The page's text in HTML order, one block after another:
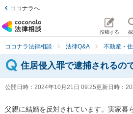
ココナラへ
投稿する
ココナラ法律相談 法律Q&A 不動産・
住居侵入罪で逮捕されるの
公開日時： 2024年10月21日 09:25更新日時：
父親に結婚を反対されています。実家暮